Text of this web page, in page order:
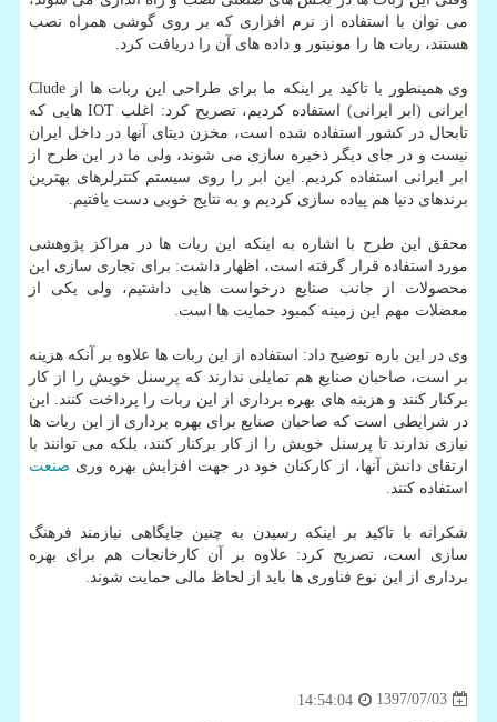
می توان با استفاده از نرم افزاری كه بر روی گوشی همراه نصب
هستند، ربات ها را مونیتور و داده های آن را دریافت كرد.
وی همینطور با تاكید بر اینكه ما برای طراحی این ربات ها از Clude
ایرانی (ابر ایرانی) استفاده كردیم، تصریح كرد: اغلب IOT هایی كه
تابحال در كشور استفاده شده است، مخزن دیتای آنها در داخل ایران
نیست و در جای دیگر ذخیره سازی می شوند، ولی ما در این طرح از
ابر ایرانی استفاده كردیم. این ابر را روی سیستم كنترلرهای بهترین
برندهای دنیا هم پیاده سازی كردیم و به نتایج خوبی دست یافتیم.
محقق این طرح با اشاره به اینكه این ربات ها در مراكز پژوهشی
مورد استفاده قرار گرفته است، اظهار داشت: برای تجاری سازی این
محصولات از جانب صنایع درخواست هایی داشتیم، ولی یكی از
معضلات مهم این زمینه كمبود حمایت ها است.
وی در این باره توضیح داد: استفاده از این ربات ها علاوه بر آنكه هزینه
بر است، صاحبان صنایع هم تمایلی ندارند كه پرسنل خویش را از كار
بركنار كنند و هزینه های بهره برداری از این ربات را پرداخت كنند. این
در شرایطی است كه صاحبان صنایع برای بهره برداری از این ربات ها
نیازی ندارند تا پرسنل خویش را از كار بركنار كنند، بلكه می توانند با
ارتقای دانش آنها، از كاركنان خود در جهت افزایش بهره وری صنعت
استفاده كنند.
شكرانه با تاكید بر اینكه رسیدن به چنین جایگاهی نیازمند فرهنگ
سازی است، تصریح كرد: علاوه بر آن كارخانجات هم برای بهره
برداری از این نوع فناوری ها باید از لحاظ مالی حمایت شوند.
1397/07/03
14:54:04